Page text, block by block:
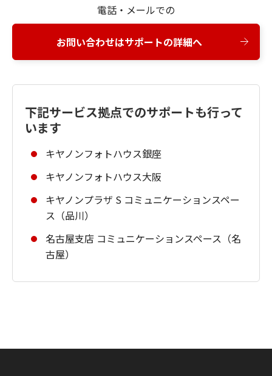
電話・メールでの
お問い合わせはサポートの詳細へ
下記サービス拠点でのサポートも行って
います
キヤノンフォトハウス銀座
キヤノンフォトハウス大阪
キヤノンプラザ S コミュニケーションスペー
ス（品川）
名古屋支店 コミュニケーションスペース（名
古屋）